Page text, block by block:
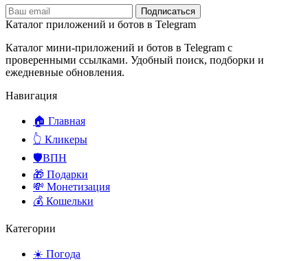
Подписаться
Каталог приложений и ботов в Telegram
Каталог мини-приложений и ботов в Telegram с
проверенными ссылками. Удобный поиск, подборки и
ежедневные обновления.
Навигация
🏠 Главная
👆 Кликеры
🛡️ВПН
🎁 Подарки
💸 Монетизация
💰 Кошельки
Категории
☀️ Погода